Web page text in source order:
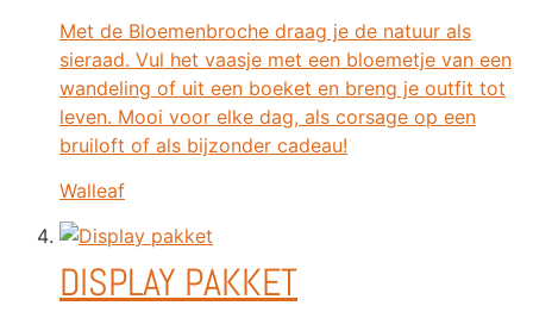
Met de Bloemenbroche draag je de natuur als
sieraad. Vul het vaasje met een bloemetje van een
wandeling of uit een boeket en breng je outfit tot
leven. Mooi voor elke dag, als corsage op een
bruiloft of als bijzonder cadeau!
Walleaf
DISPLAY PAKKET